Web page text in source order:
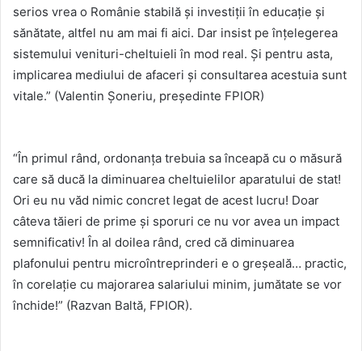
serios vrea o Românie stabilă și investiții în educație și
sănătate, altfel nu am mai fi aici. Dar insist pe înțelegerea
sistemului venituri-cheltuieli în mod real. Și pentru asta,
implicarea mediului de afaceri și consultarea acestuia sunt
vitale.” (Valentin Șoneriu, președinte FPIOR)
“În primul rând, ordonanța trebuia sa înceapă cu o măsură
care să ducă la diminuarea cheltuielilor aparatului de stat!
Ori eu nu văd nimic concret legat de acest lucru! Doar
câteva tăieri de prime și sporuri ce nu vor avea un impact
semnificativ! În al doilea rând, cred că diminuarea
plafonului pentru microîntreprinderi e o greșeală… practic,
în corelație cu majorarea salariului minim, jumătate se vor
închide!” (Razvan Baltă, FPIOR).